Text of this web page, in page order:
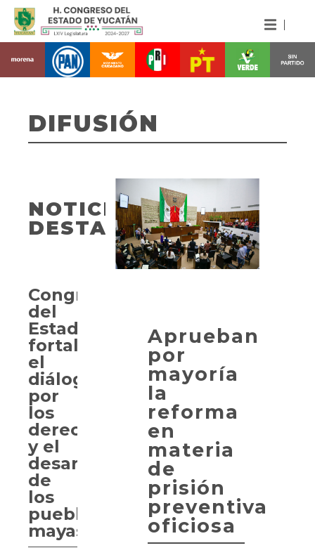
DIFUSIÓN
Aprueban
por
mayoría
la
reforma
en
materia
de
prisión
preventiva
oficiosa
NOTICIAS
DESTACADAS
Congreso
del
Estado
fortalece
el
diálogo
por
los
derechos
y el
desarrollo
de
los
pueblos
mayas